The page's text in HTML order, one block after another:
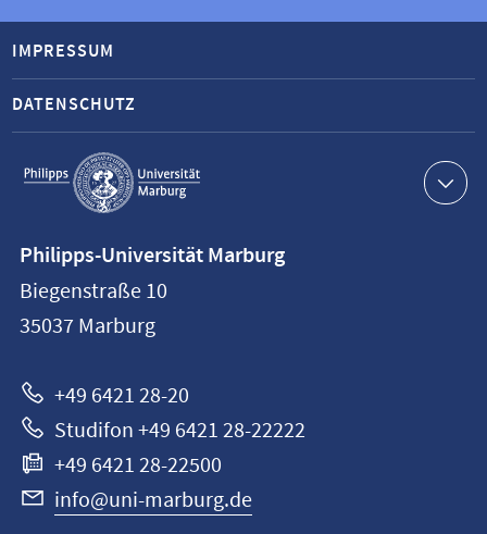
Service-
Navigation
IMPRESSUM
DATENSCHUTZ
Philipps-
Universität
Marburg
Philipps-Universität Marburg
Biegenstraße 10
35037 Marburg
+49 6421 28-20
Studifon +49 6421 28-22222
+49 6421 28-22500
info@uni-marburg.de